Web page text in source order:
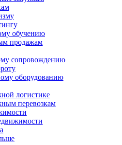
обучению
продажам
сопровождению
оборудованию
логистике
перевозкам